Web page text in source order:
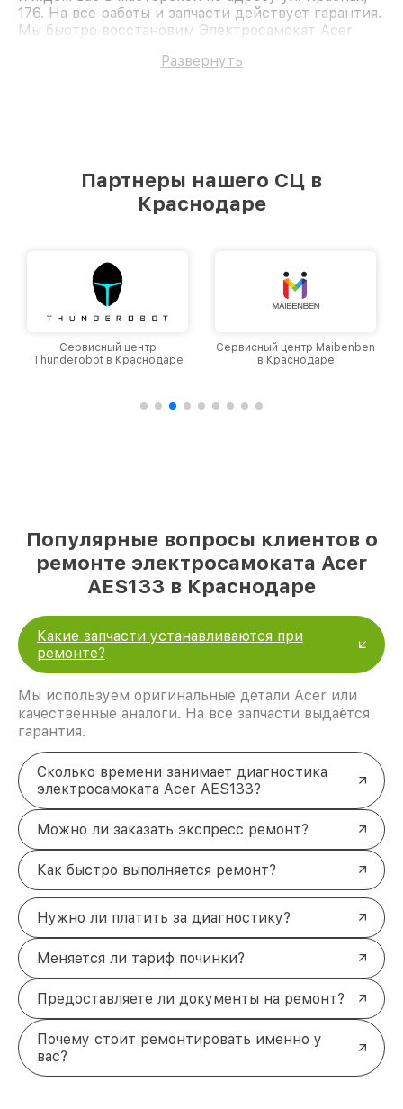
176. На все работы и запчасти действует гарантия.
Мы быстро восстановим Электросамокат Acer
Развернуть
Партнеры нашего СЦ в
Краснодаре
Сервисный центр
Thunderobot в Краснодаре
Сервисный центр Maibenben
в Краснодаре
Популярные вопросы клиентов о
ремонте электросамоката Acer
AES133 в Краснодаре
Какие запчасти устанавливаются при
ремонте?
Мы используем оригинальные детали Acer или
качественные аналоги. На все запчасти выдаётся
гарантия.
Сколько времени занимает диагностика
электросамоката Acer AES133?
Можно ли заказать экспресс ремонт?
Как быстро выполняется ремонт?
Нужно ли платить за диагностику?
Меняется ли тариф починки?
Предоставляете ли документы на ремонт?
Почему стоит ремонтировать именно у
вас?